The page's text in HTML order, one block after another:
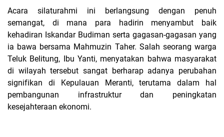
Acara silaturahmi ini berlangsung dengan penuh
semangat, di mana para hadirin menyambut baik
kehadiran Iskandar Budiman serta gagasan-gagasan yang
ia bawa bersama Mahmuzin Taher. Salah seorang warga
Teluk Belitung, Ibu Yanti, menyatakan bahwa masyarakat
di wilayah tersebut sangat berharap adanya perubahan
signifikan di Kepulauan Meranti, terutama dalam hal
pembangunan infrastruktur dan peningkatan
kesejahteraan ekonomi.